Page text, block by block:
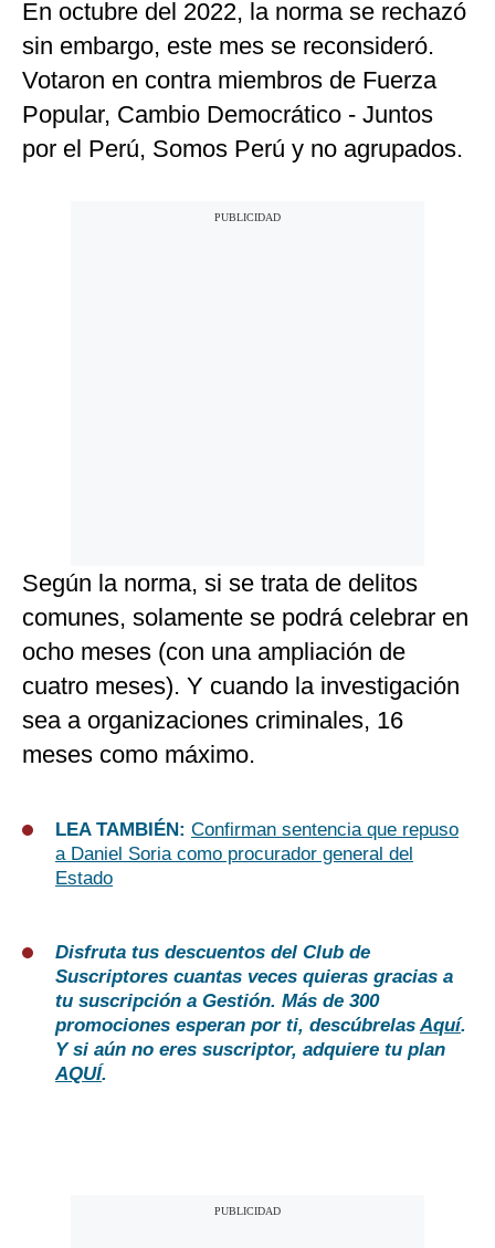
En octubre del 2022, la norma se rechazó
sin embargo, este mes se reconsideró.
Votaron en contra miembros de Fuerza
Popular, Cambio Democrático - Juntos
por el Perú, Somos Perú y no agrupados.
Según la norma, si se trata de delitos
comunes, solamente se podrá celebrar en
ocho meses (con una ampliación de
cuatro meses). Y cuando la investigación
sea a organizaciones criminales, 16
meses como máximo.
LEA TAMBIÉN: Confirman sentencia que repuso
a Daniel Soria como procurador general del
Estado
Disfruta tus descuentos del Club de
Suscriptores cuantas veces quieras gracias a
tu suscripción a Gestión. Más de 300
promociones esperan por ti, descúbrelasAquí.
Y si aún no eres suscriptor, adquiere tu plan
AQUÍ.